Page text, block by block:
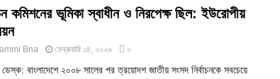
কমিশনের ভূমিকা স্বাধীন ও নিরপেক্ষ ছিল: ইউরোপীয়
Bna ফেব্রুয়ারি ১৪, ২০২৬ ০
বাংলাদেশে ২০০৮ সালের পর ত্রয়োদশ জাতীয় সংসদ নির্বাচনকে সবচেয়ে